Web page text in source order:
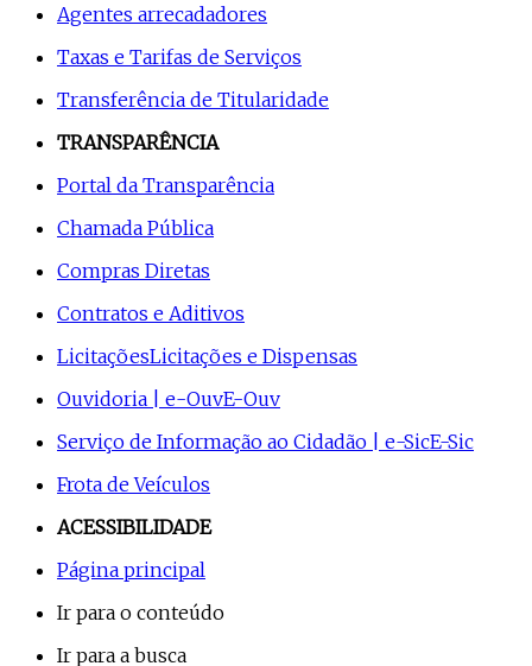
Agentes arrecadadores
Taxas e Tarifas de Serviços
Transferência de Titularidade
TRANSPARÊNCIA
Portal da Transparência
Chamada Pública
Compras Diretas
Contratos e Aditivos
LicitaçõesLicitações e Dispensas
Ouvidoria | e-OuvE-Ouv
Serviço de Informação ao Cidadão | e-SicE-Sic
Frota de Veículos
ACESSIBILIDADE
Página principal
Ir para o conteúdo
Ir para a busca